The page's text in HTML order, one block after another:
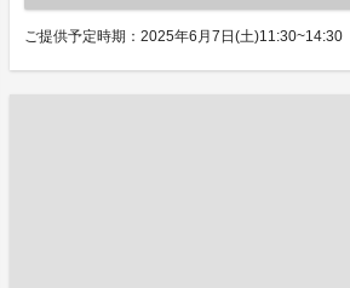
ご提供予定時期：2025年6月7日(土)11:30~14:30